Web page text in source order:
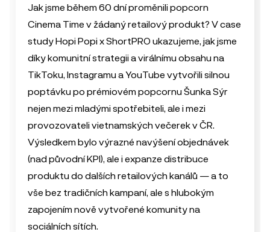
Jak jsme během 60 dní proměnili popcorn
Cinema Time v žádaný retailový produkt? V case
study Hopi Popi x ShortPRO ukazujeme, jak jsme
díky komunitní strategii a virálnímu obsahu na
TikToku, Instagramu a YouTube vytvořili silnou
poptávku po prémiovém popcornu Šunka Sýr
nejen mezi mladými spotřebiteli, ale i mezi
provozovateli vietnamských večerek v ČR.
Výsledkem bylo výrazné navýšení objednávek
(nad původní KPI), ale i expanze distribuce
produktu do dalších retailových kanálů — a to
vše bez tradičních kampaní, ale s hlubokým
zapojením nově vytvořené komunity na
sociálních sítích.